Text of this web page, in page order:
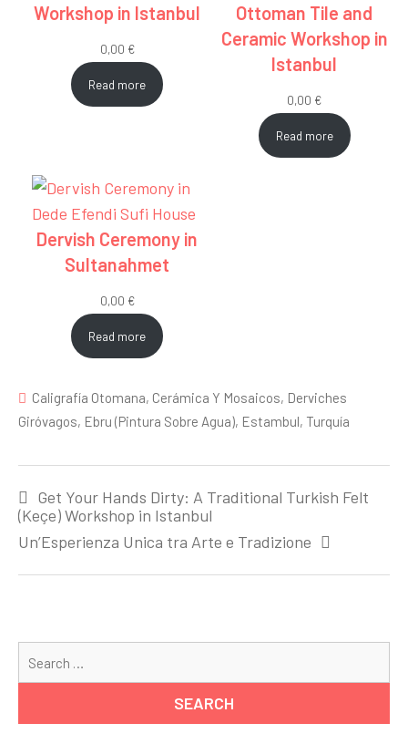
Workshop in Istanbul
0,00 €
Read more
Ottoman Tile and
Ceramic Workshop in
Istanbul
0,00 €
Read more
Dervish Ceremony in
Sultanahmet
0,00 €
Read more
Caligrafía Otomana, Cerámica Y Mosaicos, Derviches
Giróvagos, Ebru (Pintura Sobre Agua), Estambul, Turquía
navigation
Get Your Hands Dirty: A Traditional Turkish Felt
(Keçe) Workshop in Istanbul
Un’Esperienza Unica tra Arte e Tradizione